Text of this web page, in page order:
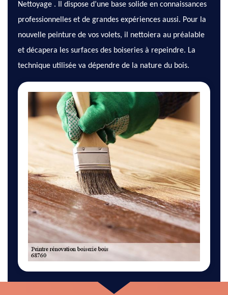
Nettoyage . Il dispose d’une base solide en connaissances
professionnelles et de grandes expériences aussi. Pour la
nouvelle peinture de vos volets, il nettoiera au préalable
et décapera les surfaces des boiseries à repeindre. La
technique utilisée va dépendre de la nature du bois.